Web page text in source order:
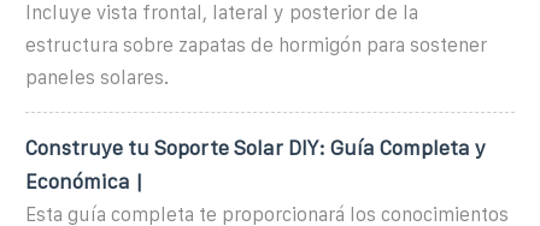
Incluye vista frontal, lateral y posterior de la
estructura sobre zapatas de hormigón para sostener
paneles solares.
Construye tu Soporte Solar DIY: Guía Completa y
Económica |
Esta guía completa te proporcionará los conocimientos